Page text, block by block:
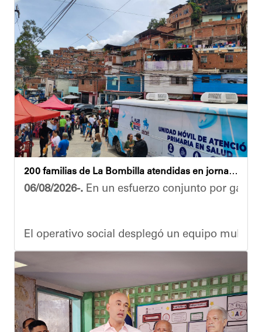
200 familias de La Bombilla atendidas en jornada integral
06/08/2026-. En un esfuerzo conjunto por
El operativo social desplegó un equipo
Durante la actividad, los asistentes contaron
Eudicis Viva, habitante de la comunidad y